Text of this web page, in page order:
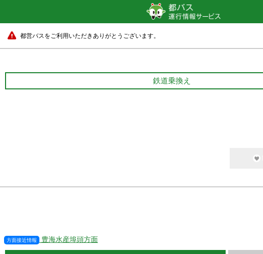
都営バスをご利用いただきありがとうございます。
鉄道乗換え
方面接近情報 豊海水産埠頭方面